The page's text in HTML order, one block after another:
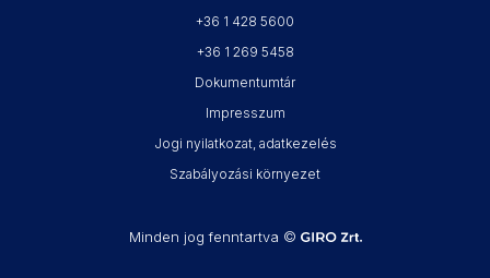
+36 1 428 5600
+36 1 269 5458
Dokumentumtár
Impresszum
Jogi nyilatkozat, adatkezelés
Szabályozási környezet
Minden jog fenntartva ©